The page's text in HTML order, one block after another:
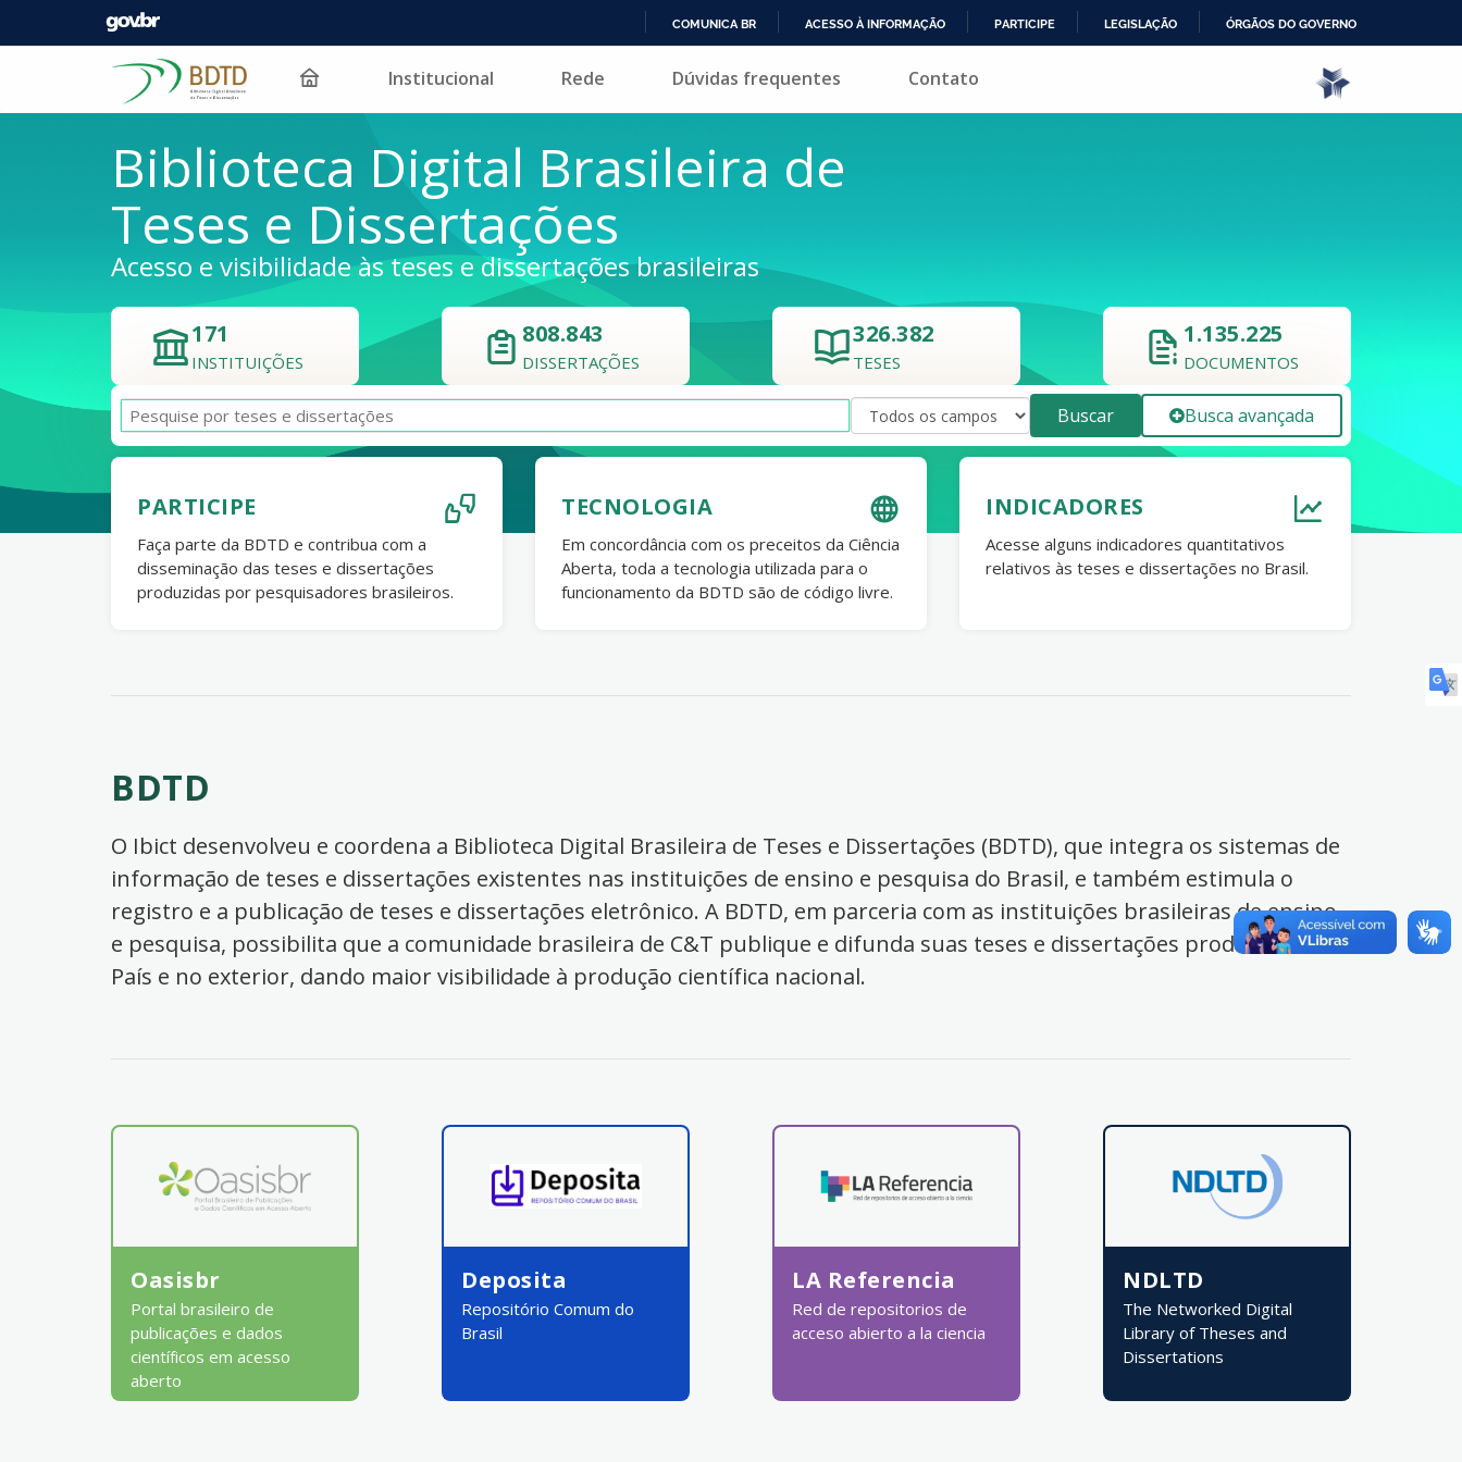
PARA
COMUNICA BR ACESSO À INFORMAÇÃO PARTICIPE LEGISLAÇÃO ÓRGÃOS DO GOVERNO
Pular para o conteúdo Institucional Rede Dúvidas frequentes Contato
Biblioteca Digital Brasileira de
Teses e Dissertações
Acesso e visibilidade às teses e dissertações brasileiras
171
INSTITUIÇÕES
808.843
DISSERTAÇÕES
326.382
TESES
1.135.225
DOCUMENTOS
Buscar Busca avançada
PARTICIPE
Faça parte da BDTD e contribua com a
disseminação das teses e dissertações
produzidas por pesquisadores brasileiros.
TECNOLOGIA
Em concordância com os preceitos da Ciência
Aberta, toda a tecnologia utilizada para o
funcionamento da BDTD são de código livre.
INDICADORES
Acesse alguns indicadores quantitativos
relativos às teses e dissertações no Brasil.
BDTD
O Ibict desenvolveu e coordena a Biblioteca Digital Brasileira de Teses e Dissertações (BDTD), que integra os sistemas de
informação de teses e dissertações existentes nas instituições de ensino e pesquisa do Brasil, e também estimula o
registro e a publicação de teses e dissertações eletrônico. A BDTD, em parceria com as instituições brasileiras de ensino
e pesquisa, possibilita que a comunidade brasileira de C&T publique e difunda suas teses e dissertações produzidas no
País e no exterior, dando maior visibilidade à produção científica nacional.
Oasisbr
Portal brasileiro de
publicações e dados
científicos em acesso
aberto
Deposita
Repositório Comum do
Brasil
LA Referencia
Red de repositorios de
acceso abierto a la ciencia
NDLTD
The Networked Digital
Library of Theses and
Dissertations